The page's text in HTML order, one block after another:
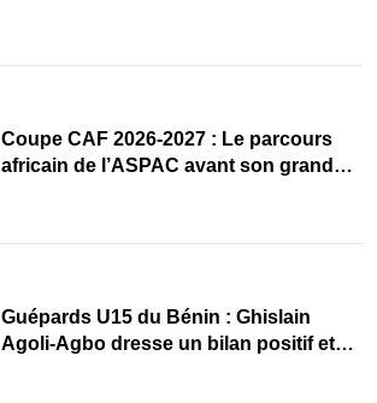
Coupe CAF 2026-2027 : Le parcours
africain de l’ASPAC avant son grand
Guépards U15 du Bénin : Ghislain
Agoli-Agbo dresse un bilan positif et